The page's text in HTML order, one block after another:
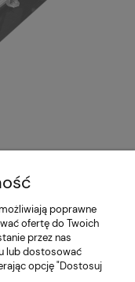
poprawne
ofertę do Twoich
przez nas
lub dostosować
opcję "Dostosuj